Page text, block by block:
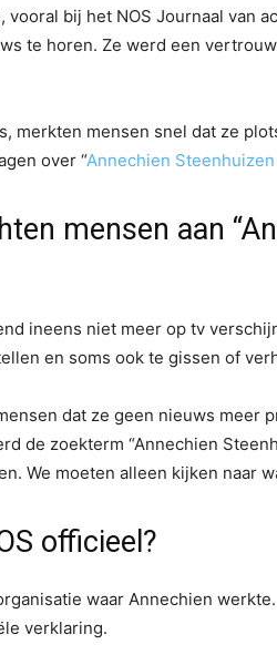
vooral bij het NOS Journaal van
te horen. Ze werd een
merkten mensen snel dat ze
over “Annechien
mensen aan
ineens niet meer op tv
en soms ook te gissen of
dat ze geen nieuws meer
de zoekterm “Annechien
We moeten alleen kijken naar
officieel?
waar Annechien
verklaring.